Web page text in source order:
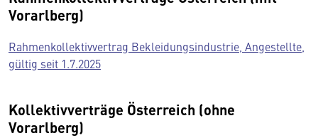
Vorarlberg)
Rahmenkollektivvertrag Bekleidungsindustrie, Angestellte,
gültig seit 1.7.2025
Kollektivverträge Österreich (ohne
Vorarlberg)